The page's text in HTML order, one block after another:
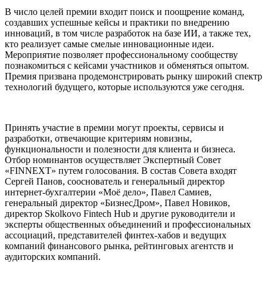
В число целей премии входит поиск и поощрение команд,
создавших успешные кейсы и практики по внедрению
инноваций, в том числе разработок на базе ИИ, а также тех,
кто реализует самые смелые инновационные идеи.
Мероприятие позволяет профессиональному сообществу
познакомиться с кейсами участников и обменяться опытом.
Премия призвана продемонстрировать рынку широкий спектр
технологий будущего, которые используются уже сегодня.
Принять участие в премии могут проекты, сервисы и
разработки, отвечающие критериям новизны,
функциональности и полезности для клиента и бизнеса.
Отбор номинантов осуществляет Экспертный Совет
«FINNEXT» путем голосования. В состав Совета входят
Сергей Панов, сооснователь и генеральный директор
интернет-бухгалтерии «Моё дело», Павел Самиев,
генеральный директор «БизнесДром», Павел Новиков,
директор Skolkovo Fintech Hub и другие руководители и
эксперты общественных объединений и профессиональных
ассоциаций, представителей финтех-хабов и ведущих
компаний финансового рынка, рейтинговых агентств и
аудиторских компаний.